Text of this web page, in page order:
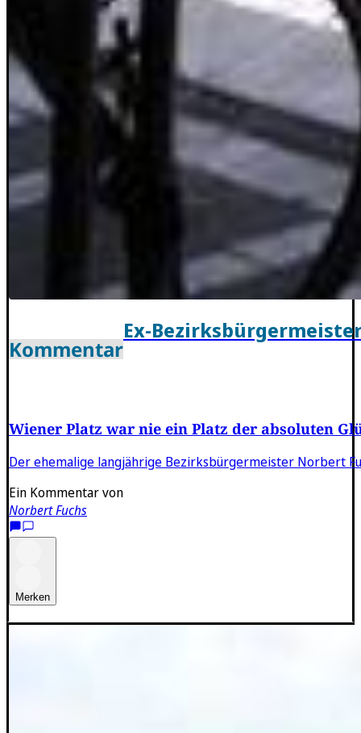
Kommentar
Ex-
Wiener Platz war nie ein Platz der absoluten
Der ehemalige langjährige Bezirksbürgermeister Norbert
Ein Kommentar von
Norbert Fuchs
Merken